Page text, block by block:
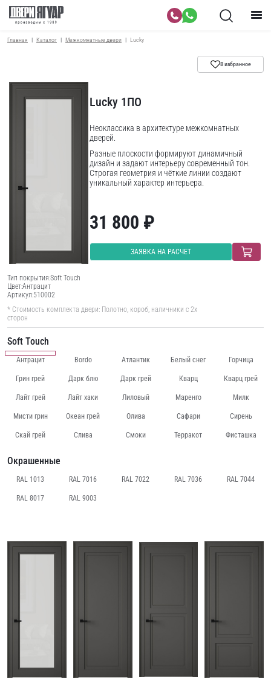
Главная Каталог Межкомнатные двери Lucky
В избранное
Lucky 1ПО
Неоклассика в архитектуре межкомнатных
дверей.
Разные плоскости формируют динамичный
дизайн и задают интерьеру современный тон.
Строгая геометрия и чёткие линии создают
уникальный характер интерьера.
31 800 ₽
ЗАЯВКА НА РАСЧЕТ
Тип покрытия:Soft Touch
Цвет:Антрацит
Артикул:510002
* Стоимость комплекта двери: Полотно, короб, наличники с 2х
сторон
Soft Touch
Антрацит Bordo Атлантик Белый снег Горчица
Грин грей Дарк блю Дарк грей Кварц Кварц грей
Лайт грей Лайт хаки Лиловый Маренго Милк
Мисти грин Океан грей Олива Сафари Сирень
Скай грей Слива Смоки Терракот Фисташка
Окрашенные
RAL 1013 RAL 7016 RAL 7022 RAL 7036 RAL 7044
RAL 8017 RAL 9003